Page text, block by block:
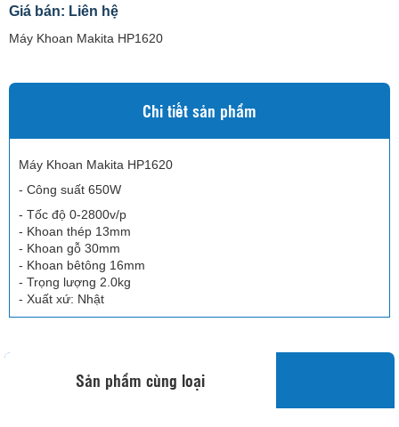
Giá bán: Liên hệ
Máy Khoan Makita HP1620
Chi tiết sản phẩm
Máy Khoan Makita HP1620
- Công suất 650W
- Tốc độ 0-2800v/p
- Khoan thép 13mm
- Khoan gỗ 30mm
- Khoan bêtông 16mm
- Trọng lượng 2.0kg
- Xuất xứ: Nhật
Sản phẩm cùng loại